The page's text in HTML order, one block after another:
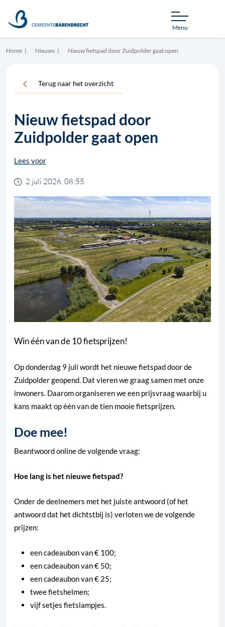
Menu
Home Nieuws Nieuw fietspad door Zuidpolder gaat open
Terug naar het overzicht
Nieuw fietspad door
Zuidpolder gaat open
Lees voor
2 juli 2026, 08:55
Win één van de 10 fietsprijzen!
Op donderdag 9 juli wordt het nieuwe fietspad door de
Zuidpolder geopend. Dat vieren we graag samen met onze
inwoners. Daarom organiseren we een prijsvraag waarbij u
kans maakt op één van de tien mooie fietsprijzen.
Doe mee!
Beantwoord online de volgende vraag:
Hoe lang is het nieuwe fietspad?
Onder de deelnemers met het juiste antwoord (of het
antwoord dat het dichtstbij is) verloten we de volgende
prijzen:
een cadeaubon van € 100;
een cadeaubon van € 50;
een cadeaubon van € 25;
twee fietshelmen;
vijf setjes fietslampjes.